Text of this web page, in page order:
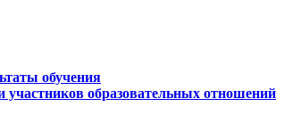
обучения
участников образовательных отношений